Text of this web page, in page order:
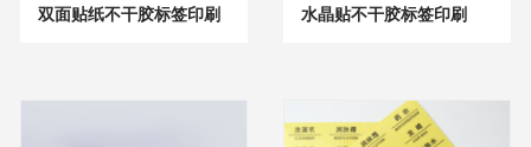
双面贴纸不干胶标签印刷 水晶贴不干胶标签印刷